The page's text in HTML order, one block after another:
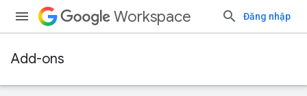
Workspace Đăng nhập
Add-ons